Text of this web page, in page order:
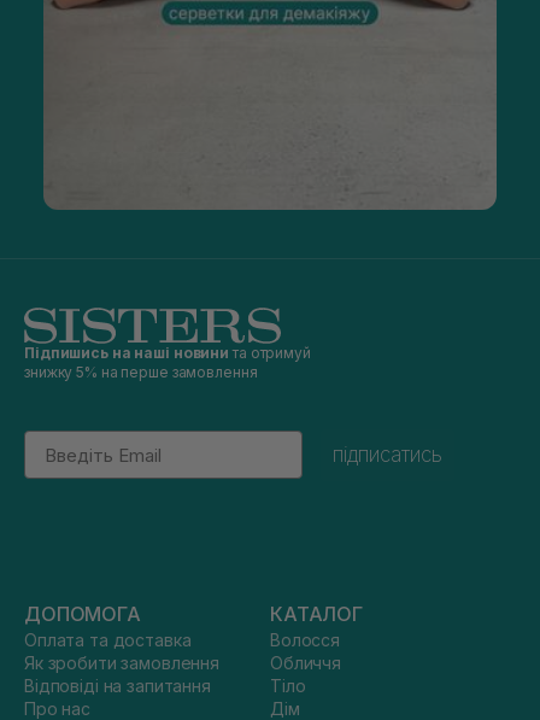
Підпишись на наші новини та отримуй
знижку 5% на перше замовлення
Email
підписатись
ДОПОМОГА
Оплата та доставка
Як зробити замовлення
Відповіді на запитання
Про нас
КАТАЛОГ
Волосся
Обличчя
Тіло
Дім